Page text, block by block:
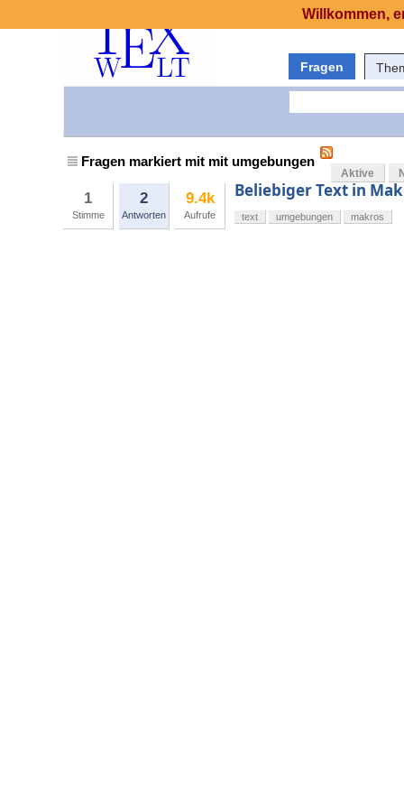
Fragen
Fragen markiert mit mit umgebungen
Aktive
1
Stimme
2
Antworten
9.4k
Aufrufe
Beliebiger Text in
text umgebungen makros
Willkommen,